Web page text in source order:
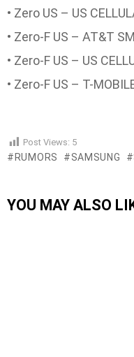
• Zero US – US
• Zero-F US – AT&T
• Zero-F US – US
Post Views: 5
RUMORS SAMSUNG
YOU MAY ALSO